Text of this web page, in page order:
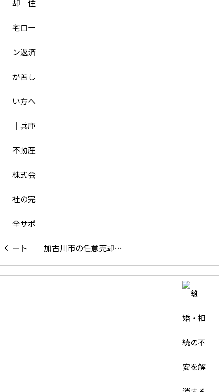
加古川市の任意売却…